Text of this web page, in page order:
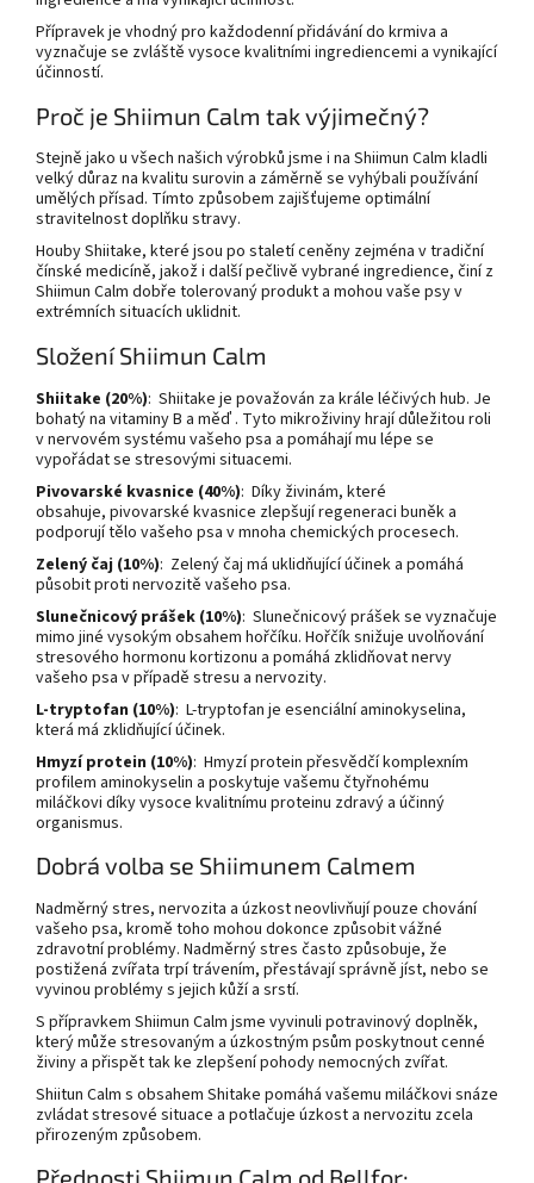
Přípravek je vhodný pro každodenní přidávání do krmiva a
vyznačuje se zvláště vysoce kvalitními ingrediencemi a vynikající
účinností.
Proč je Shiimun Calm tak výjimečný?
Stejně jako u všech našich výrobků jsme i na Shiimun Calm kladli
velký důraz na kvalitu surovin a záměrně se vyhýbali používání
umělých přísad. Tímto způsobem zajišťujeme optimální
stravitelnost doplňku stravy.
Houby Shiitake, které jsou po staletí ceněny zejména v tradiční
čínské medicíně, jakož i další pečlivě vybrané ingredience, činí z
Shiimun Calm dobře tolerovaný produkt a mohou vaše psy v
extrémních situacích uklidnit.
Složení Shiimun Calm
Shiitake (20%): Shiitake je považován za krále léčivých hub. Je
bohatý na vitaminy B a měď . Tyto mikroživiny hrají důležitou roli
v nervovém systému vašeho psa a pomáhají mu lépe se
vypořádat se stresovými situacemi.
Pivovarské kvasnice (40%): Díky živinám, které
obsahuje, pivovarské kvasnice zlepšují regeneraci buněk a
podporují tělo vašeho psa v mnoha chemických procesech.
Zelený čaj (10%): Zelený čaj má uklidňující účinek a pomáhá
působit proti nervozitě vašeho psa.
Slunečnicový prášek (10%): Slunečnicový prášek se vyznačuje
mimo jiné vysokým obsahem hořčíku. Hořčík snižuje uvolňování
stresového hormonu kortizonu a pomáhá zklidňovat nervy
vašeho psa v případě stresu a nervozity.
L-tryptofan (10%): L-tryptofan je esenciální aminokyselina,
která má zklidňující účinek.
Hmyzíprotein (10%): Hmyzíprotein přesvědčí komplexním
profilem aminokyselin a poskytuje vašemu čtyřnohému
miláčkovi díky vysoce kvalitnímu proteinu zdravý a účinný
organismus.
Dobrá volba se Shiimunem Calmem
Nadměrný stres, nervozita a úzkost neovlivňují pouze chování
vašeho psa, kromě toho mohou dokonce způsobit vážné
zdravotní problémy. Nadměrný stres často způsobuje, že
postižená zvířata trpí trávením, přestávají správně jíst, nebo se
vyvinou problémy s jejich kůží a srstí.
S přípravkem Shiimun Calm jsme vyvinuli potravinový doplněk,
který může stresovaným a úzkostným psům poskytnout cenné
živiny a přispět tak ke zlepšení pohody nemocných zvířat.
Shiitun Calm s obsahem Shitake pomáhá vašemu miláčkovi snáze
zvládat stresové situace a potlačuje úzkost a nervozitu zcela
přirozeným způsobem.